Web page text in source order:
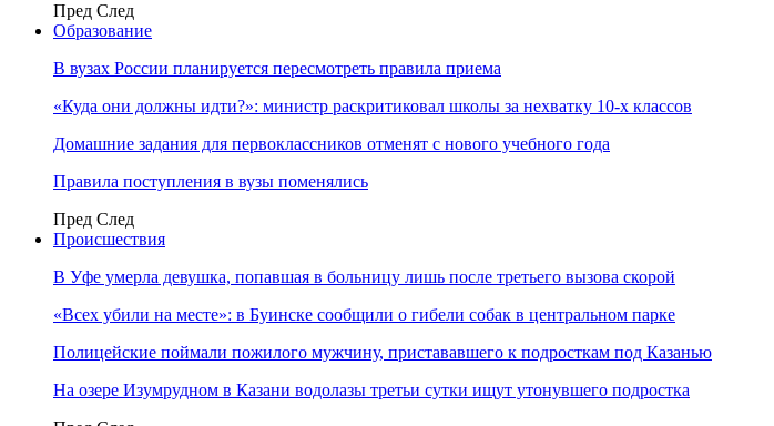
Пред След
Образование
В вузах России планируется пересмотреть правила приема
«Куда они должны идти?»: министр раскритиковал школы за нехватку 10-х классов
Домашние задания для первоклассников отменят с нового учебного года
Правила поступления в вузы поменялись
Пред След
Происшествия
В Уфе умерла девушка, попавшая в больницу лишь после третьего вызова скорой
«Всех убили на месте»: в Буинске сообщили о гибели собак в центральном парке
Полицейские поймали пожилого мужчину, пристававшего к подросткам под Казанью
На озере Изумрудном в Казани водолазы третьи сутки ищут утонувшего подростка